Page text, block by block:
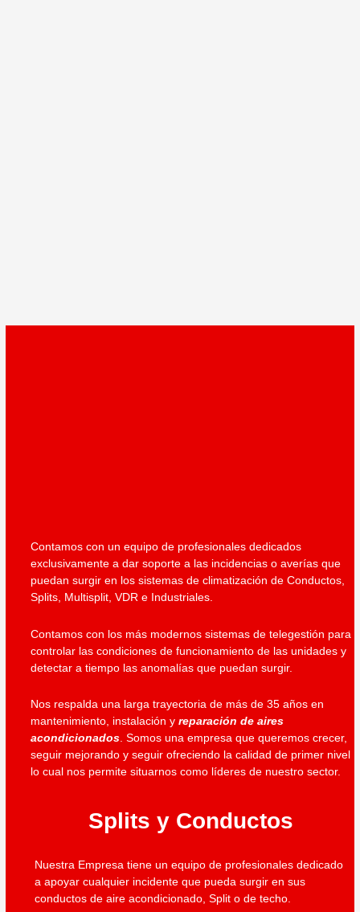
Contamos con un equipo de profesionales dedicados
exclusivamente a dar soporte a las incidencias o averías que
puedan surgir en los sistemas de climatización de Conductos,
Splits, Multisplit, VDR e Industriales.
Contamos con los más modernos sistemas de telegestión para
controlar las condiciones de funcionamiento de las unidades y
detectar a tiempo las anomalías que puedan surgir.
Nos respalda una larga trayectoria de más de 35 años en
mantenimiento, instalación y reparación de aires
acondicionados. Somos una empresa que queremos crecer,
seguir mejorando y seguir ofreciendo la calidad de primer nivel
lo cual nos permite situarnos como líderes de nuestro sector.
Splits y Conductos
Nuestra Empresa tiene un equipo de profesionales dedicado
a apoyar cualquier incidente que pueda surgir en sus
conductos de aire acondicionado, Split o de techo.